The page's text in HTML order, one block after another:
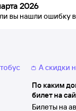
2026
вы нашли ошибку
👛 А скидки
По каким
билет на
Билеты на